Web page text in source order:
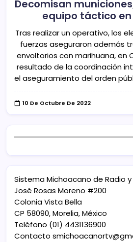
Decomisan
equipo táctico
Tras realizar un operativo, los
fuerzas aseguraron además
envoltorios con marihuana, en
resultado de la coordinación
el aseguramiento del orden
10 De Octubre De 2022
Sistema Michoacano de Radio
José Rosas Moreno #200
Colonia Vista Bella
CP 58090, Morelia, México
Teléfono (01) 4431136900
Contacto